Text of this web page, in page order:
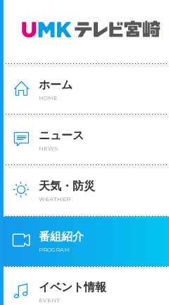
ホーム
HOME
ニュース
NEWS
天気・防災
WEATHER
番組紹介
PROGRAM
イベント情報
EVENT